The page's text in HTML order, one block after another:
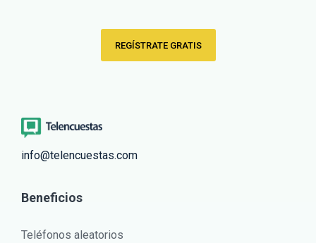
REGÍSTRATE GRATIS
info@telencuestas.com
Beneficios
Teléfonos aleatorios